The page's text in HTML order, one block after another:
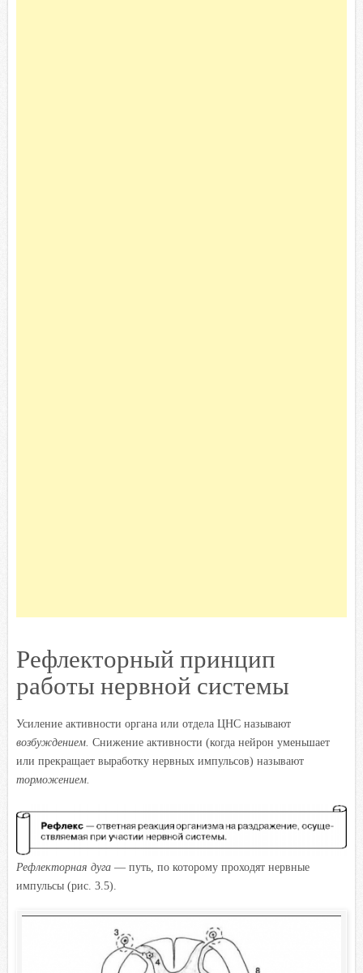
Рефлекторный принцип
работы нервной системы
Усиление активности органа или отдела ЦНС называют
возбуждением. Снижение активности (когда нейрон уменьшает
или прекращает выработку нервных импульсов) называют
торможением.
Рефлекторная дуга — путь, по которому проходят нервные
импульсы (рис. 3.5).